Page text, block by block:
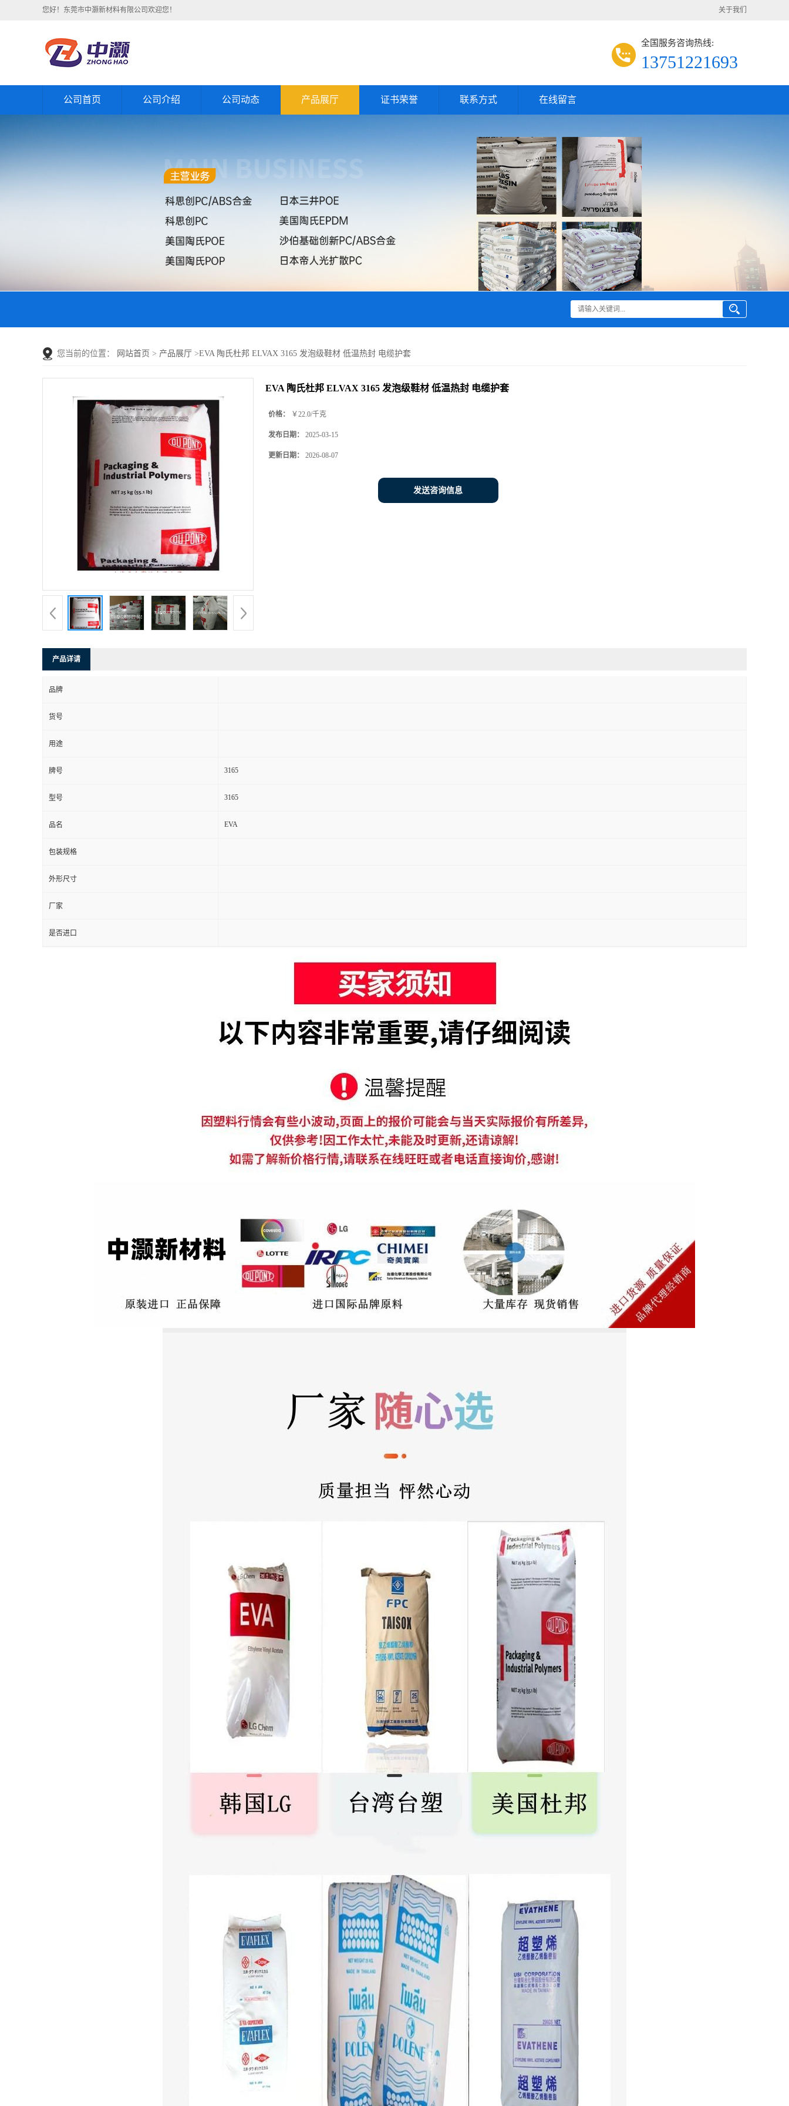
您好！东莞市中灏新材料有限公司欢迎您！ 关于我们
全国服务咨询热线:
13751221693
公司首页 公司介绍 公司动态 产品展厅 证书荣誉 联系方式 在线留言
您当前的位置： 网站首页 > 产品展厅 >EVA 陶氏杜邦 ELVAX 3165 发泡级鞋材 低温热封 电缆护套
EVA 陶氏杜邦 ELVAX 3165 发泡级鞋材 低温热封 电缆护套
价格： ￥22.0/千克
发布日期： 2025-03-15
更新日期： 2026-08-07
发送咨询信息
产品详请
品牌
货号
用途
牌号 3165
型号 3165
品名 EVA
包装规格
外形尺寸
厂家
是否进口